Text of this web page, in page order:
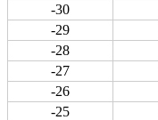
-30
-29
-28
-27
-26
-25